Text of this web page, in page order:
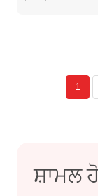
1
ਸ਼ਾਮਲ